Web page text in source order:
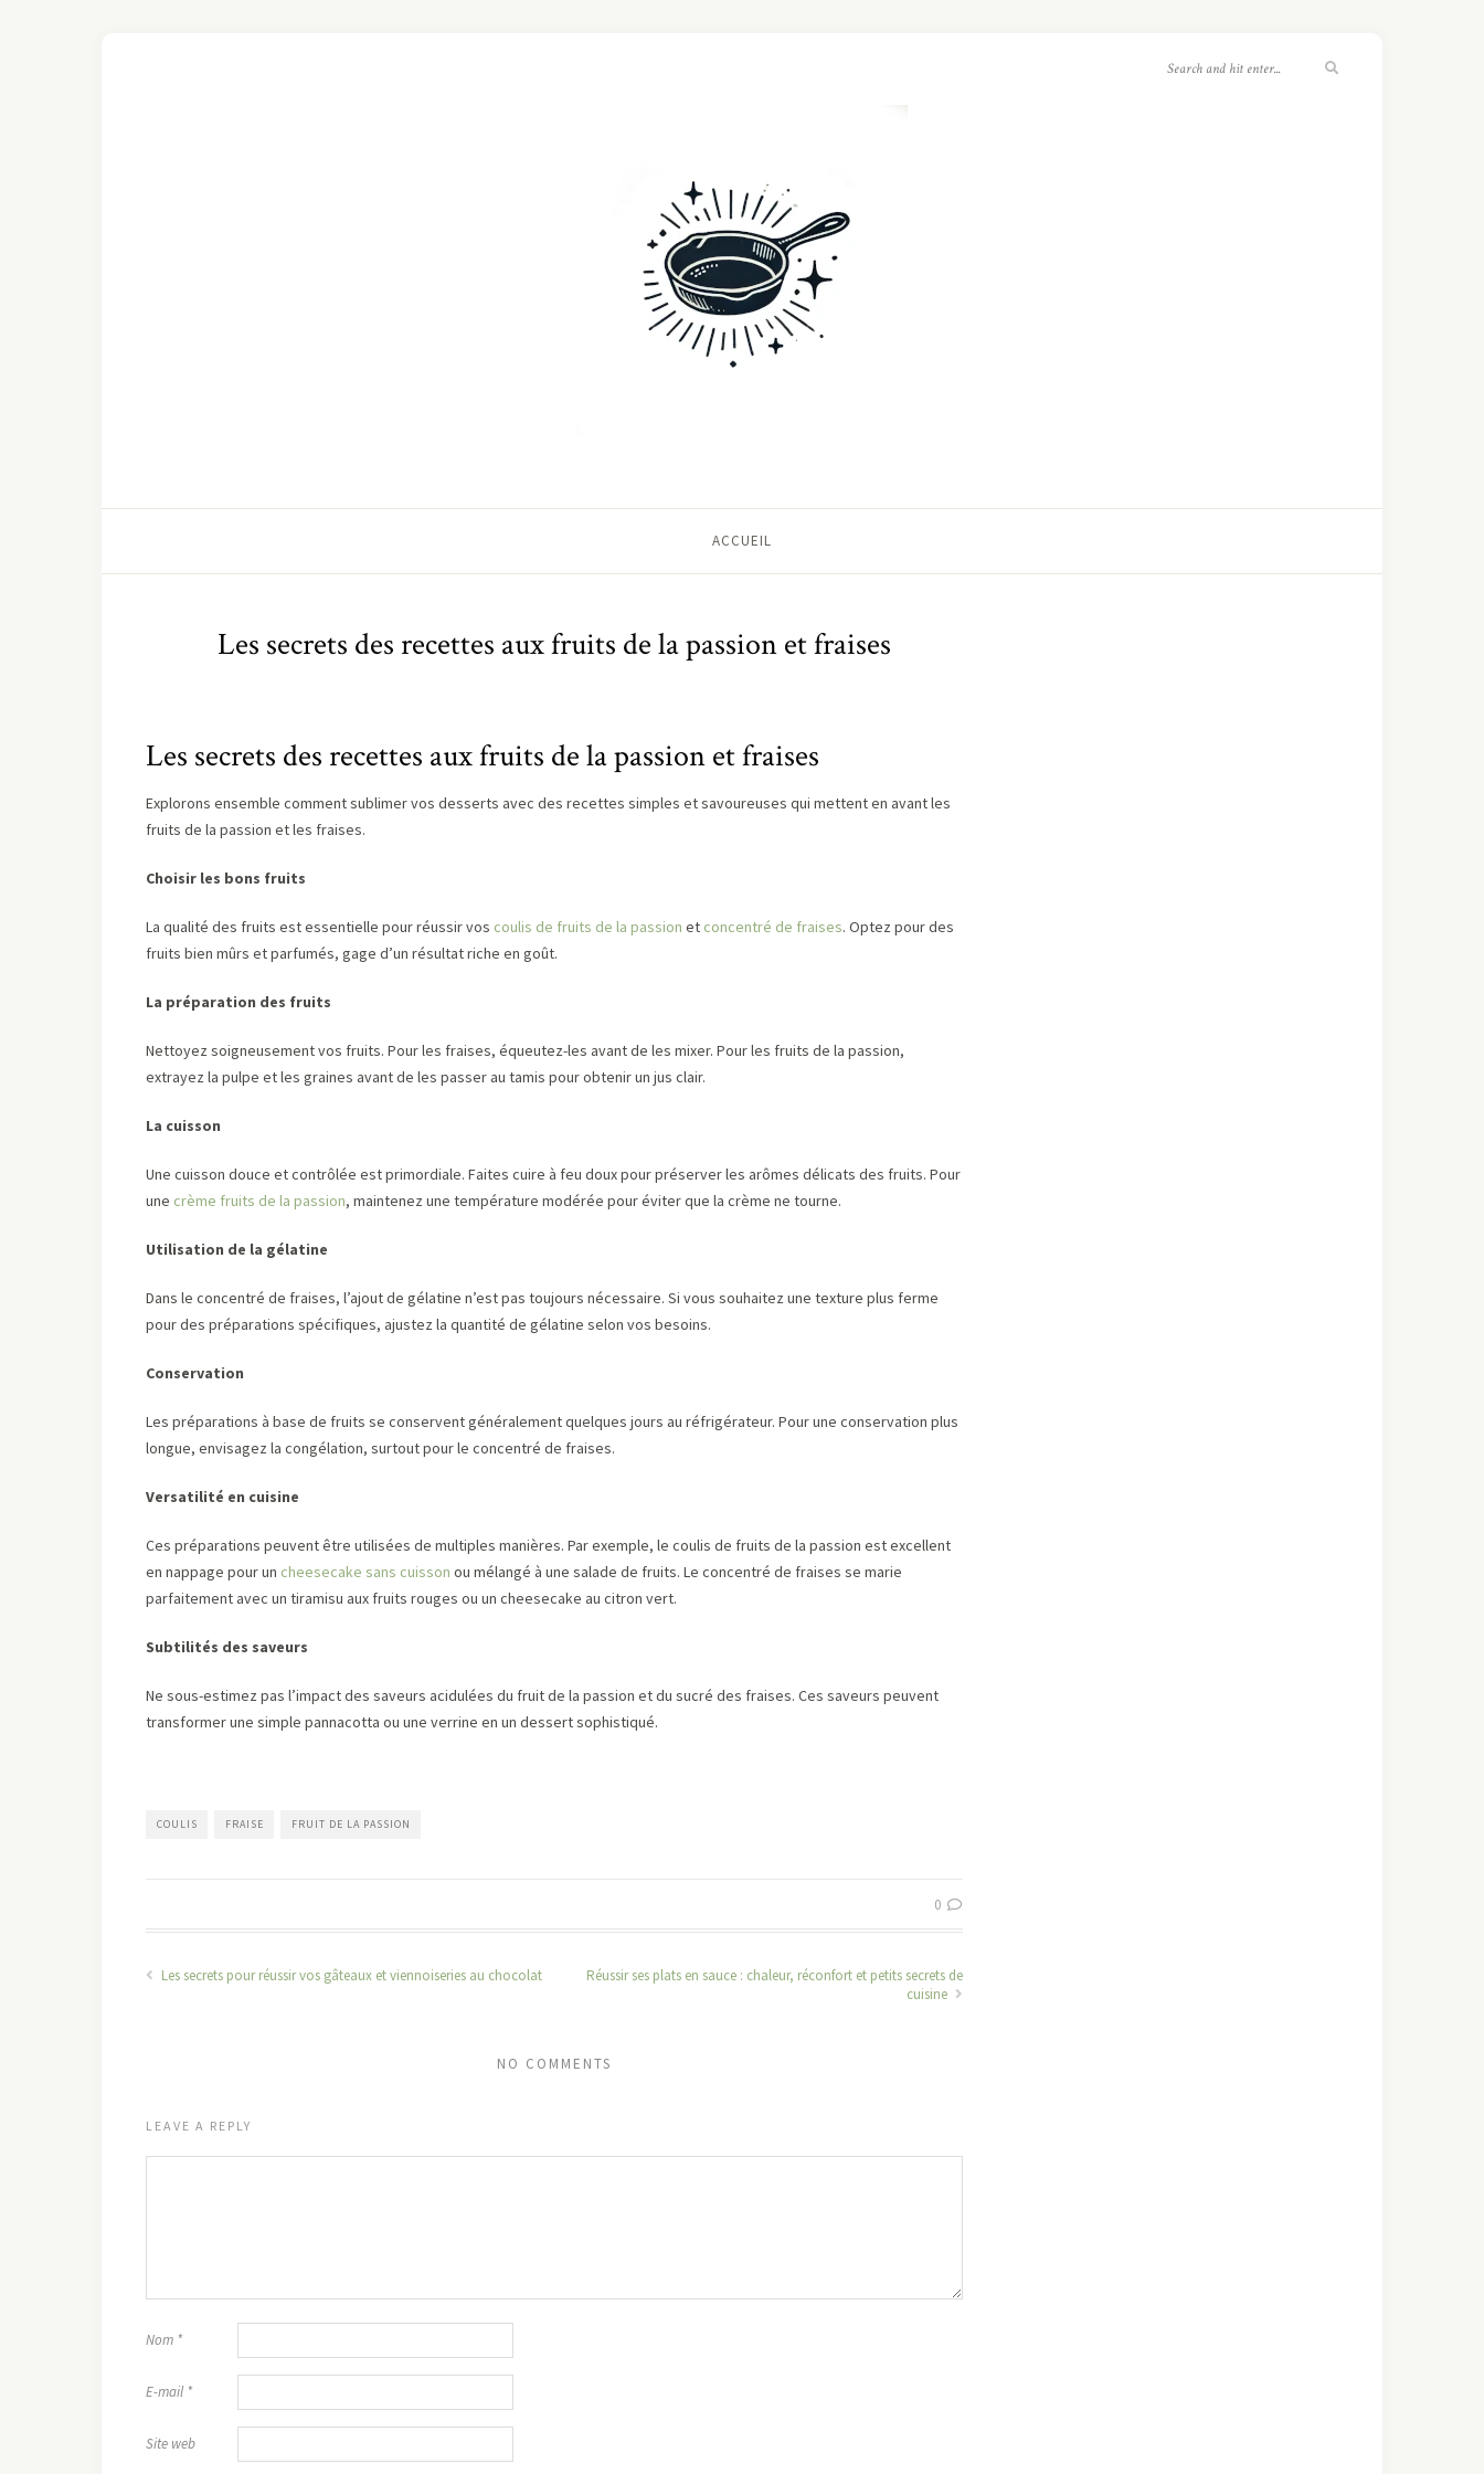
ACCUEIL
Les secrets des recettes aux fruits de la passion et fraises
Les secrets des recettes aux fruits de la passion et fraises
Explorons ensemble comment sublimer vos desserts avec des recettes simples et savoureuses qui mettent en avant les
fruits de la passion et les fraises.
Choisir les bons fruits
La qualité des fruits est essentielle pour réussir vos coulis de fruits de la passion et concentré de fraises. Optez pour des
fruits bien mûrs et parfumés, gage d’un résultat riche en goût.
La préparation des fruits
Nettoyez soigneusement vos fruits. Pour les fraises, équeutez-les avant de les mixer. Pour les fruits de la passion,
extrayez la pulpe et les graines avant de les passer au tamis pour obtenir un jus clair.
La cuisson
Une cuisson douce et contrôlée est primordiale. Faites cuire à feu doux pour préserver les arômes délicats des fruits. Pour
une crème fruits de la passion, maintenez une température modérée pour éviter que la crème ne tourne.
Utilisation de la gélatine
Dans le concentré de fraises, l’ajout de gélatine n’est pas toujours nécessaire. Si vous souhaitez une texture plus ferme
pour des préparations spécifiques, ajustez la quantité de gélatine selon vos besoins.
Conservation
Les préparations à base de fruits se conservent généralement quelques jours au réfrigérateur. Pour une conservation plus
longue, envisagez la congélation, surtout pour le concentré de fraises.
Versatilité en cuisine
Ces préparations peuvent être utilisées de multiples manières. Par exemple, le coulis de fruits de la passion est excellent
en nappage pour un cheesecake sans cuisson ou mélangé à une salade de fruits. Le concentré de fraises se marie
parfaitement avec un tiramisu aux fruits rouges ou un cheesecake au citron vert.
Subtilités des saveurs
Ne sous-estimez pas l’impact des saveurs acidulées du fruit de la passion et du sucré des fraises. Ces saveurs peuvent
transformer une simple pannacotta ou une verrine en un dessert sophistiqué.
COULIS FRAISE FRUIT DE LA PASSION
0
Les secrets pour réussir vos gâteaux et viennoiseries au chocolat
Réussir ses plats en sauce : chaleur, réconfort et petits secrets de
cuisine
NO COMMENTS
LEAVE A REPLY
Nom *
E-mail *
Site web